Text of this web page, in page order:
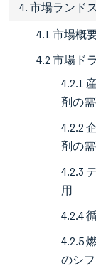
4. 市場ランド
4.1 市場概
4.2 市場ド
4.2.1
剤の
4.2.2
剤の
4.2.3
用
4.2.4
4.2.5
のシフ